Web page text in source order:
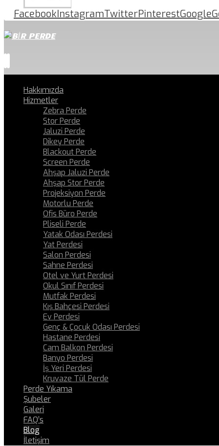
FacebookInstagramTwitterPinterestGoogle
Hakkımızda
Hizmetler
Zebra Perde
Stor Perde
Jaluzi Perde
Dikey Perde
Blackout Perde
Screen Perde
Ahşap Jaluzi Perde
Ahşap Stor Perde
Projeksiyon Perde
Motorlu Perde
Ofis Büro Perde
Pliseli Perde
Yatak Odası Perdesi
Yat Perdesi
Salon Perdesi
Sahne Perdesi
Otel ve Yurt Perdesi
Okul Sınıf Perdesi
Mutfak Perdesi
Kış Bahçesi Perdesi
Ev Perdesi
Genç & Çocuk Odası Perdesi
Hastane Perdesi
Cam Balkon Perdesi
Banyo Perdesi
İş Yeri Perdesi
Kruvaze Tül Perde
Perde Yıkama
Şubeler
Galeri
FAQ’s
Blog
İletişim